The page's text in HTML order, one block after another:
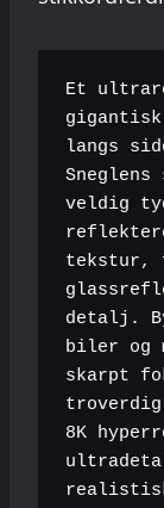
Et
langs
veldig
tekstur,
detalj.
biler og
skarpt
8K